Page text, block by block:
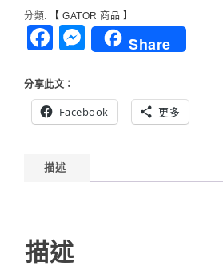
風
機
櫃
分類: 【 GATOR 商品 】
Facebook
Messenger
Share
分享此文：
Facebook 更多
描述
描述